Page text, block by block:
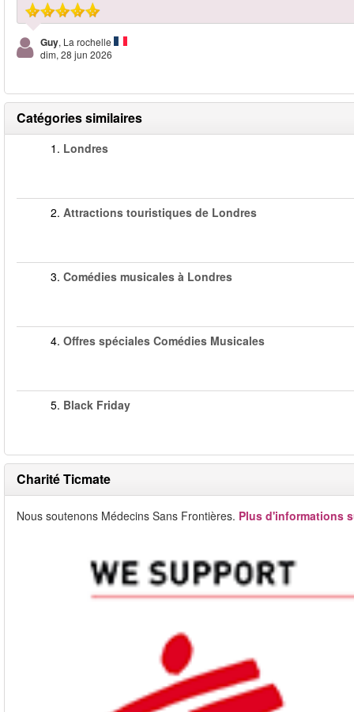
Guy, La rochelle
dim, 28 jun 2026
Catégories similaires
1. Londres
2. Attractions touristiques de Londres
3. Comédies musicales à Londres
4. Offres spéciales Comédies Musicales
5. Black Friday
Charité Ticmate
Nous soutenons Médecins Sans Frontières. Plus d'informations